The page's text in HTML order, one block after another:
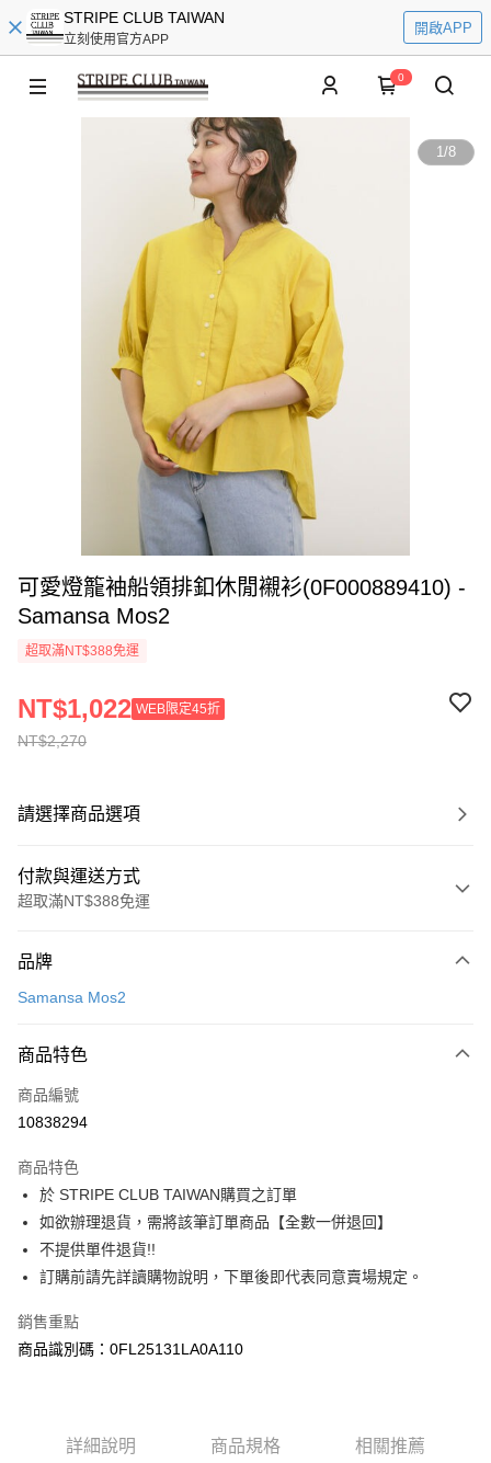
STRIPE CLUB TAIWAN
立刻使用官方APP
開啟APP
0
1/8
可愛燈籠袖船領排釦休閒襯衫(0F000889410) -
Samansa Mos2
超取滿NT$388免運
NT$2,270
NT$1,022 WEB限定45折
請選擇商品選項
付款與運送方式
超取滿NT$388免運
信用卡一次付款
3 期 0 利率 每期
合作金庫商業銀行
上海商業儲蓄銀行
臺灣中小企業銀行
匯豐（台灣）商業銀行
華泰商業銀行
聯邦商業銀行
遠東國際商業銀行
元大商業銀行
玉山商業銀行
星展（台灣）商業銀行
台灣樂天信用卡公司
超商取貨付款
LINE Pay
Apple Pay
街口支付
悠遊付
大哥付你分期
相關說明
流程，驗證手機門號後，選擇欲分期的期數、繳款截止日，確認付款後即完
【關於「AFTEE先享後付」】
品牌
Samansa Mos2
商品特色
商品編號
10838294
商品特色
於 STRIPE CLUB TAIWAN購買之訂單
如欲辦理退貨，需將該筆訂單商品【全數一併退回】
不提供單件退貨!!
訂購前請先詳讀購物說明，下單後即代表同意賣場規定。
銷售重點
商品識別碼：0FL25131LA0A110
詳細說明 商品規格 相關推薦